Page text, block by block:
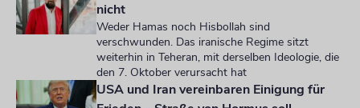
nicht
Weder Hamas noch Hisbollah sind
verschwunden. Das iranische Regime sitzt
weiterhin in Teheran, mit derselben Ideologie, die
den 7. Oktober verursacht hat
USA und Iran vereinbaren Einigung für